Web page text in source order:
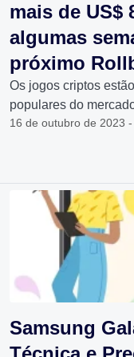
mais de US$
algumas
próximo
Os jogos criptos
populares do
16 de outubro de 2023
Samsung